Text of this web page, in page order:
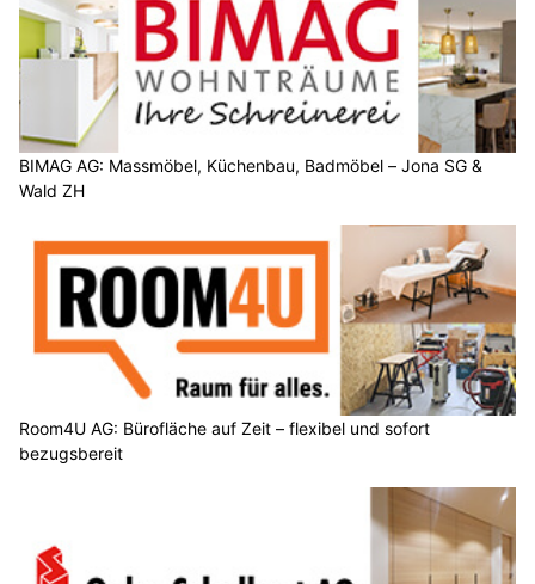
BIMAG AG: Massmöbel, Küchenbau, Badmöbel – Jona SG &
Wald ZH
Room4U AG: Bürofläche auf Zeit – flexibel und sofort
bezugsbereit